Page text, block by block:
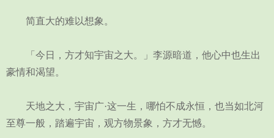
简直大的难以想象。
「今日，方才知宇宙之大。」李源暗道，他心中也生出
豪情和渴望。
天地之大，宇宙广·这一生，哪怕不成永恒，也当如北河
至尊一般，踏遍宇宙，观方物景象，方才无憾。